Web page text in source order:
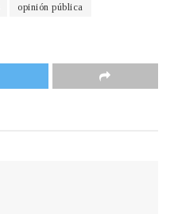
opinión pública